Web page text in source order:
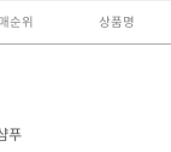
순위 상품명
푸